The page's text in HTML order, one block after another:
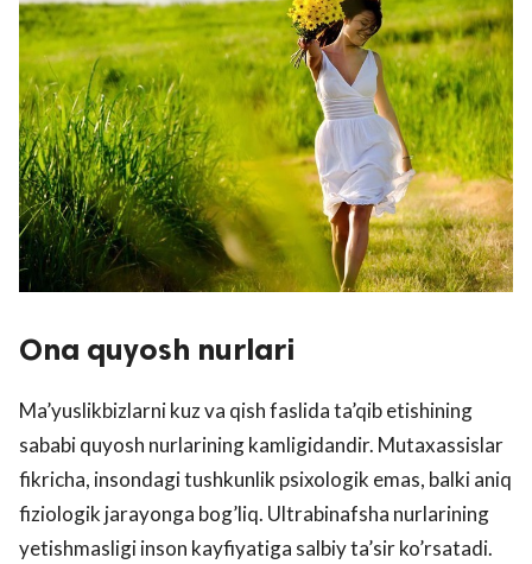
Ona quyosh nurlari
Ma’yuslikbizlarni kuz va qish faslida ta’qib etishining
sababi quyosh nurlarining kamligidandir. Mutaxassislar
fikricha, insondagi tushkunlik psixologik emas, balki aniq
fiziologik jarayonga bog’liq. Ultrabinafsha nurlarining
yetishmasligi inson kayfiyatiga salbiy ta’sir ko’rsatadi.